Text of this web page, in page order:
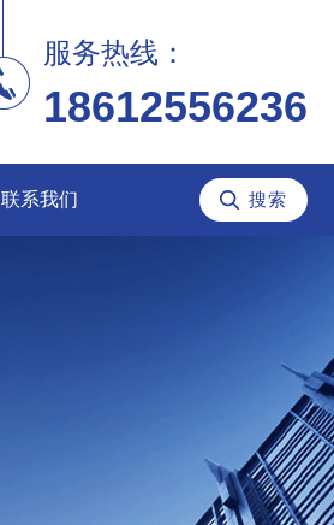
服务热线：
18612556236
联系我们